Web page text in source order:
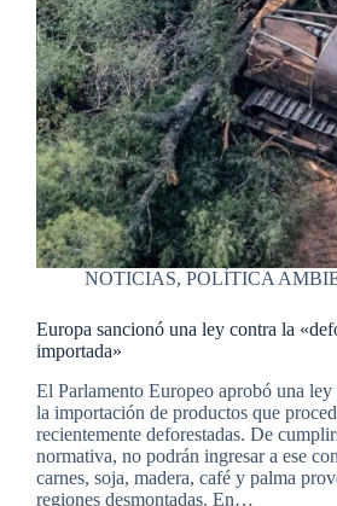
NOTICIAS, POLÍTICA
Europa sancionó una ley contra la
importada»
El Parlamento Europeo aprobó una
la importación de productos que
recientemente deforestadas. De
normativa, no podrán ingresar a ese
carnes, soja, madera, café y palma
regiones desmontadas. En…